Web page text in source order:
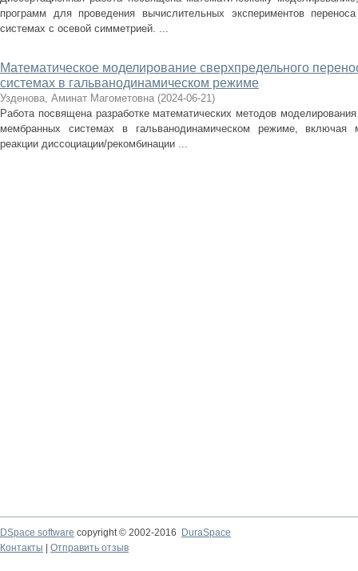
программ для проведения вычислительных экспериментов
системах с осевой симметрией. ...
Математическое моделирование сверхпредельного
системах в гальванодинамическом режиме
Узденова, Аминат Магометовна (2024-06-21)
Работа посвящена разработке математических методов
мембранных системах в гальванодинамическом режиме, включая
реакции диссоциации/рекомбинации ...
DSpace software copyright © 2002-2016
DuraSpace
Контакты
Отправить отзыв